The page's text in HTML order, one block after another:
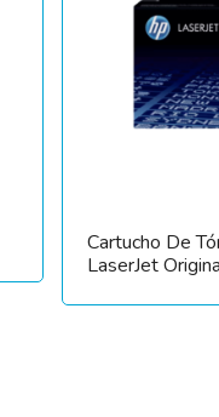
Cartucho De
LaserJet